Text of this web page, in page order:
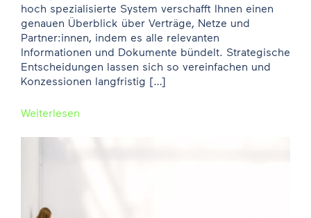
hoch spezialisierte System verschafft Ihnen einen
genauen Überblick über Verträge, Netze und
Partner:innen, indem es alle relevanten
Informationen und Dokumente bündelt. Strategische
Entscheidungen lassen sich so vereinfachen und
Konzessionen langfristig […]
Weiterlesen